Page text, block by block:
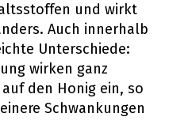
und wirkt
Auch innerhalb
Unterschiede:
wirken ganz
den Honig ein, so
Schwankungen